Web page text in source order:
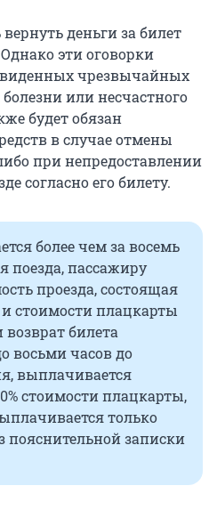
деньги за билет
эти оговорки
чрезвычайных
или несчастного
будет обязан
в случае отмены
при непредоставлении
согласно его билету.
более чем за восемь
поезда, пассажиру
проезда, состоящая
стоимости плацкарты
возврат билета
восьми часов до
выплачивается
стоимости плацкарты,
только
пояснительной записки